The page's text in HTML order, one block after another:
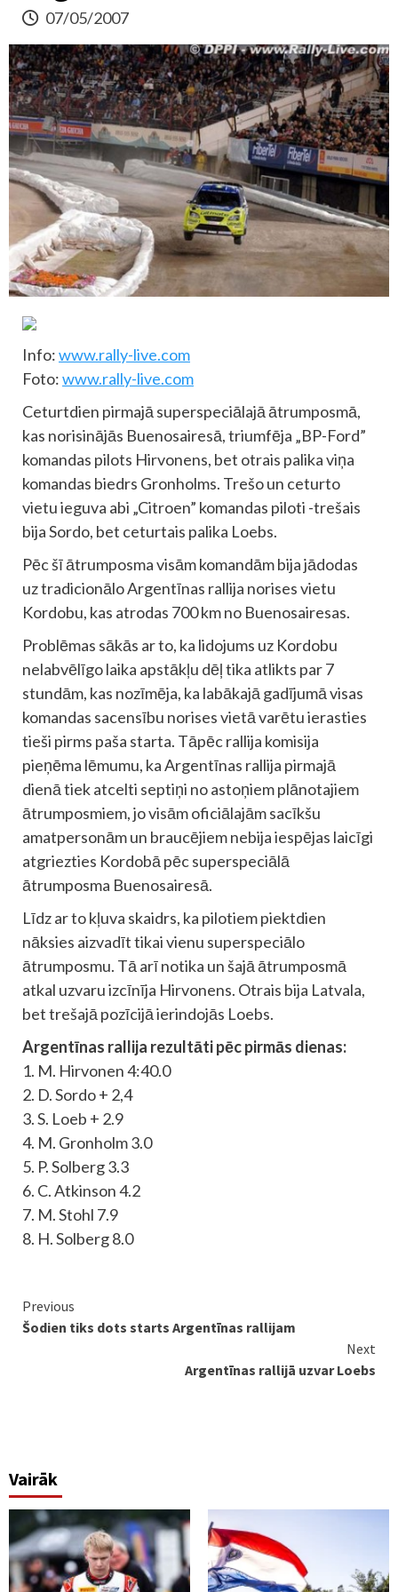
07/05/2007
Info:www.rally-live.com
Foto:www.rally-live.com
Ceturtdien pirmajā superspeciālajā ātrumposmā,
kas norisinājās Buenosairesā, triumfēja „BP-Ford”
komandas pilots Hirvonens, bet otrais palika viņa
komandas biedrs Gronholms. Trešo un ceturto
vietu ieguva abi „Citroen” komandas piloti -trešais
bija Sordo, bet ceturtais palika Loebs.
Pēc šī ātrumposma visām komandām bija jādodas
uz tradicionālo Argentīnas rallija norises vietu
Kordobu, kas atrodas 700 km no Buenosairesas.
Problēmas sākās ar to, ka lidojums uz Kordobu
nelabvēlīgo laika apstākļu dēļ tika atlikts par 7
stundām, kas nozīmēja, ka labākajā gadījumā visas
komandas sacensību norises vietā varētu ierasties
tieši pirms paša starta. Tāpēc rallija komisija
pieņēma lēmumu, ka Argentīnas rallija pirmajā
dienā tiek atcelti septiņi no astoņiem plānotajiem
ātrumposmiem, jo visām oficiālajām sacīkšu
amatpersonām un braucējiem nebija iespējas laicīgi
atgriezties Kordobā pēc superspeciālā
ātrumposma Buenosairesā.
Līdz ar to kļuva skaidrs, ka pilotiem piektdien
nāksies aizvadīt tikai vienu superspeciālo
ātrumposmu. Tā arī notika un šajā ātrumposmā
atkal uzvaru izcīnīja Hirvonens. Otrais bija Latvala,
bet trešajā pozīcijā ierindojās Loebs.
Argentīnas rallija rezultāti pēc pirmās dienas:
1. M. Hirvonen 4:40.0
2. D. Sordo + 2,4
3. S. Loeb + 2.9
4. M. Gronholm 3.0
5. P. Solberg 3.3
6. C. Atkinson 4.2
7. M. Stohl 7.9
8. H. Solberg 8.0
Continue
Reading
Previous
Šodien tiks dots starts Argentīnas rallijam
Next
Argentīnas rallijā uzvar Loebs
Vairāk